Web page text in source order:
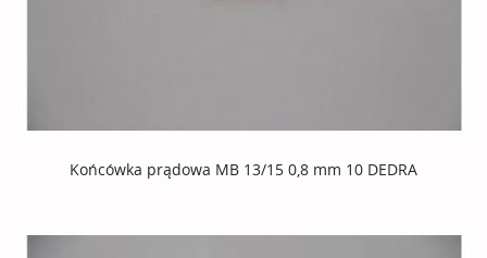
Końcówka prądowa MB 13/15 0,8 mm 10 DEDRA